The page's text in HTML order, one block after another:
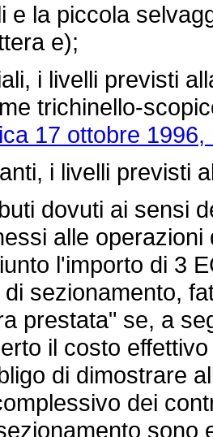
la piccola
e);
i livelli previsti
trichinello-
17 ottobre 1996,
i livelli previsti
dovuti ai sensi
alle
l'importo di 3
sezionamento,
prestata" se, a
il costo
di dimostrare
dei
sono